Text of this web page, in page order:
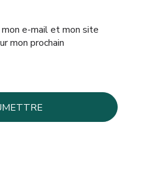
e-mail et mon site
mon prochain